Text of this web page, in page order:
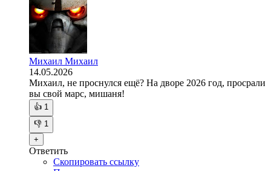
Михаил Михаил
14.05.2026
Михаил, не проснулся ещё? На дворе 2026 год, просрали
вы свой марс, мишаня!
👍 1
👎 1
+
Ответить
Скопировать ссылку